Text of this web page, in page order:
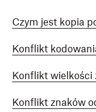
Czym jest kopia
Konflikt
Konflikt wielkości
Konflikt znaków